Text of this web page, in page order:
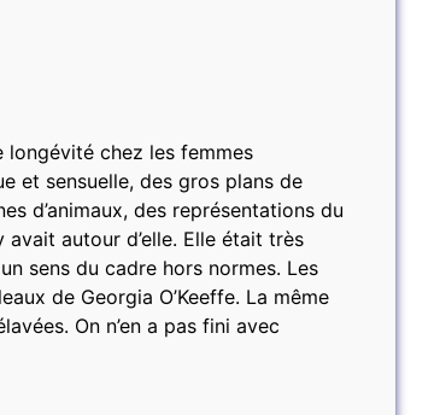
longévité chez les femmes
et sensuelle, des gros plans de
d’animaux, des représentations du
autour d’elle. Elle était très
sens du cadre hors normes. Les
de Georgia O’Keeffe. La même
On n’en a pas fini avec